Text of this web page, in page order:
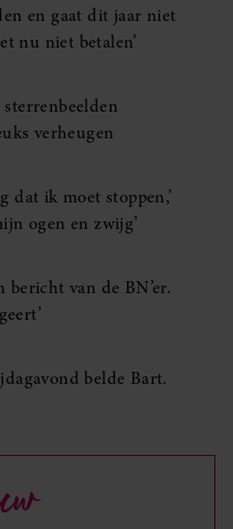
en gaat dit jaar niet
nu niet betalen’
verheugen
dat ik moet stoppen,’
ogen en zwijg’
bericht van de BN’er.
belde Bart.